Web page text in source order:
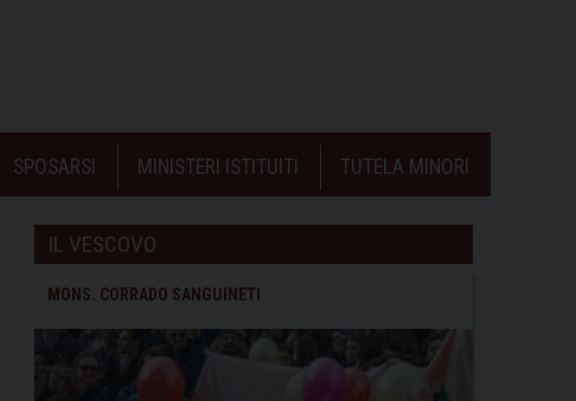
SPOSARSI MINISTERI ISTITUITI TUTELA MINORI
IL VESCOVO
MONS. CORRADO SANGUINETI